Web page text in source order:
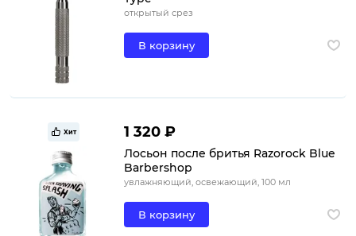
открытый срез
В корзину
Хит 1 320 ₽
Лосьон после бритья Razorock Blue
Barbershop
увлажняющий, освежающий, 100 мл
В корзину